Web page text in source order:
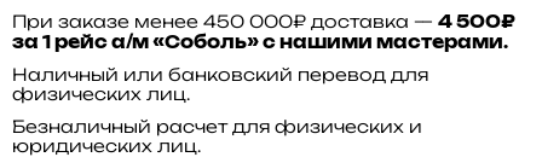
При заказе менее 450 000₽ доставка — 4 500₽
за 1 рейс а/м «Соболь» с нашими мастерами.
Наличный или банковский перевод для
физических лиц.
Безналичный расчет для физических и
юридических лиц.